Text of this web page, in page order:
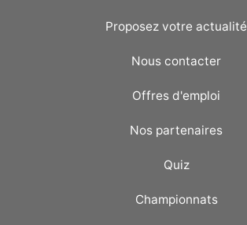
Proposez votre actualité
Nous contacter
Offres d'emploi
Nos partenaires
Quiz
Championnats